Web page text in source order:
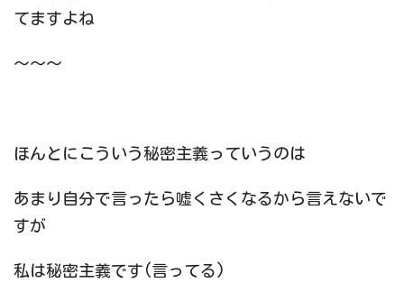
てますよね
～～～
ほんとにこういう秘密主義っていうのは
あまり自分で言ったら嘘くさくなるから言えないで
すが
私は秘密主義です(言ってる)